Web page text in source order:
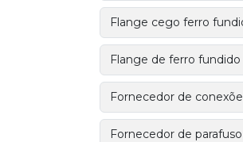
Flange cego ferro
Flange de ferro fundido
Fornecedor de
Fornecedor de